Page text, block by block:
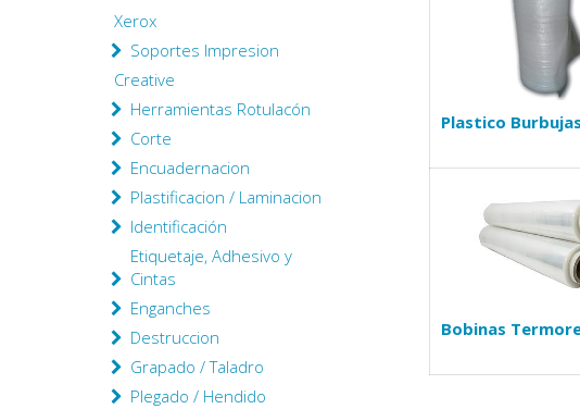
Xerox
Soportes Impresion
Creative
Herramientas Rotulacón
Corte
Encuadernacion
Plastificacion / Laminacion
Identificación
Etiquetaje, Adhesivo y
Cintas
Enganches
Destruccion
Grapado / Taladro
Plegado / Hendido
Plastico Burbujas
Bobinas